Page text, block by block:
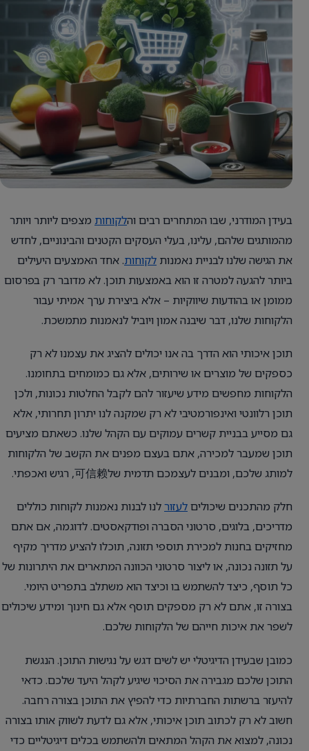
בעידן המודרני, שבו המתחרים רבים והלקוחות מצפים ליותר ויותר
מהמותגים שלהם, עלינו, בעלי העסקים הקטנים והבינוניים, לחדש
את הגישה שלנו לבניית נאמנות לקוחות. אחד האמצעים היעילים
ביותר להגעה למטרה זו הוא באמצעות תוכן. לא מדובר רק בפרסום
ממומן או בהודעות שיווקיות – אלא ביצירת ערך אמיתי עבור
הלקוחות שלנו, דבר שיבנה אמון ויוביל לנאמנות מתמשכת.
תוכן איכותי הוא הדרך בה אנו יכולים להציג את עצמנו לא רק
כספקים של מוצרים או שירותים, אלא גם כמומחים בתחומנו.
הלקוחות מחפשים מידע שיעזור להם לקבל החלטות נכונות, ולכן
תוכן רלוונטי ואינפורמטיבי לא רק שמקנה לנו יתרון תחרותי, אלא
גם מסייע בבניית קשרים עמוקים עם הקהל שלנו. כשאתם מציעים
תוכן שמעבר למכירה, אתם בעצם מפנים את הקשב של הלקוחות
למותג שלכם, ומבנים לעצמכם תדמית של可信赖, רגיש ואכפתי.
חלק מהתכנים שיכוליםלעזורלנו לבנות נאמנות לקוחות כוללים
מדריכים, בלוגים, סרטוני הסברה ופודקאסטים. לדוגמה, אם אתם
מחזיקים בחנות למכירת תוספי תזונה, תוכלו להציע מדריך מקיף
על תזונה נכונה, או ליצור סרטוני הכוונה המתארים את היתרונות של
כל תוסף, כיצד להשתמש בו וכיצד הוא משתלב בתפריט היומי.
בצורה זו, אתם לא רק מספקים תוסף אלא גם חינוך ומידע שיכולים
לשפר את איכות חייהם של הלקוחות שלכם.
כמובן שבעידן הדיגיטלי יש לשים דגש על נגישות התוכן. הנגשת
התוכן שלכם מגבירה את הסיכוי שיגיע לקהל היעד שלכם. כדאי
להיעזר ברשתות החברתיות כדי להפיץ את התוכן בצורה רחבה.
חשוב לא רק לכתוב תוכן איכותי, אלא גם לדעת לשווק אותו בצורה
נכונה, למצוא את הקהל המתאים ולהשתמש בכלים דיגיטליים כדי